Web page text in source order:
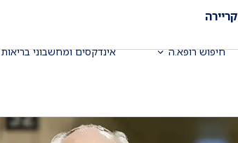
קריירה
חיפוש רופא.ה אינדקסים ומחשבוני בריאות